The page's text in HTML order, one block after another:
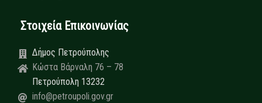
Στοιχεία Επικοινωνίας
Δήμος Πετρούπολης
Κώστα Βάρναλη 76 – 78
Πετρούπολη 13232
info@petroupoli.gov.gr